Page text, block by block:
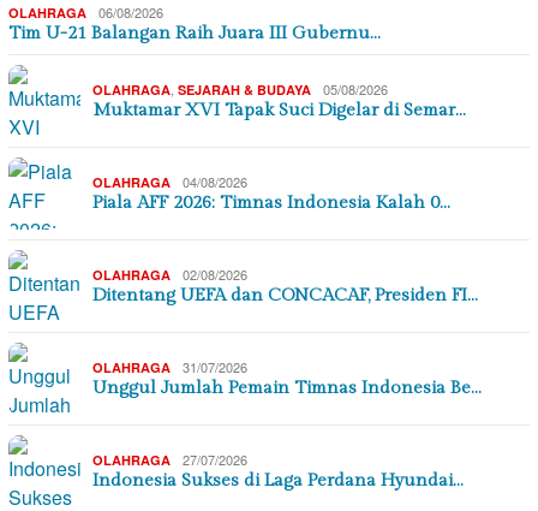
OLAHRAGA 06/08/2026
Tim U-21 Balangan Raih Juara III Gubernu…
OLAHRAGA SEJARAH & BUDAYA 05/08/2026
Muktamar XVI Tapak Suci Digelar di Semar…
OLAHRAGA 04/08/2026
Piala AFF 2026: Timnas Indonesia Kalah 0…
OLAHRAGA 02/08/2026
Ditentang UEFA dan CONCACAF, Presiden FI…
OLAHRAGA 31/07/2026
Unggul Jumlah Pemain Timnas Indonesia Be…
OLAHRAGA 27/07/2026
Indonesia Sukses di Laga Perdana Hyundai…